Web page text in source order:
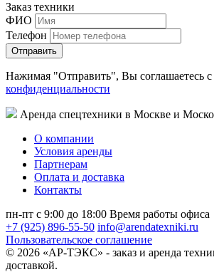
Заказ техники
ФИО
Телефон
Нажимая "Отправить", Вы соглашаетесь с
конфиденциальности
Аренда спецтехники в Москве и
О компании
Условия аренды
Партнерам
Оплата и доставка
Контакты
пн-пт с 9:00 до 18:00 Время работы офиса
+7 (925) 896-55-50 info@arendatexniki.ru
Пользовательское соглашение
© 2026 «АР-ТЭКС» - заказ и аренда
доставкой.